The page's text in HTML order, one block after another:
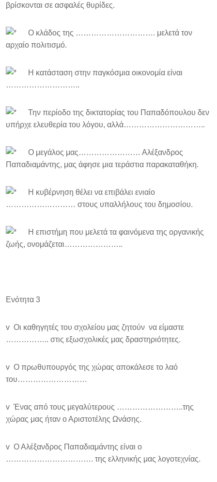
βρίσκονται σε ασφαλές θυρίδες.
Ο κλάδος της …………………………. μελετά τον
αρχαίο πολιτισμό.
Η κατάσταση στην παγκόσμια οικονομία είναι
………………………..
Την περίοδο της δικτατορίας του Παπαδόπουλου δεν
υπήρχε ελευθερία του λόγου, αλλά…………………………..
Ο μεγάλος μας…………………… Αλέξανδρος
Παπαδιαμάντης, μας άφησε μια τεράστια παρακαταθήκη.
Η κυβέρνηση θέλει να επιβάλει ενιαίο
……………………… στους υπαλλήλους του δημοσίου.
Η επιστήμη που μελετά τα φαινόμενα της οργανικής
ζωής, ονομάζεται…………………..
Ενότητα 3
v Οι καθηγητές του σχολείου μας ζητούν να είμαστε
…………….. στις εξωσχολικές μας δραστηριότητες.
v Ο πρωθυπουργός της χώρας αποκάλεσε το λαό
του………………………
v Ένας από τους μεγαλύτερους ……………………..της
χώρας μας ήταν ο Αριστοτέλης Ωνάσης.
v Ο Αλέξανδρος Παπαδιαμάντης είναι ο
……………………………. της ελληνικής μας λογοτεχνίας.